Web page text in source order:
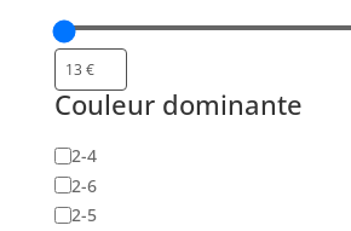
Couleur dominante
Nombre
de
joueurs
2-4
2-6
2-5